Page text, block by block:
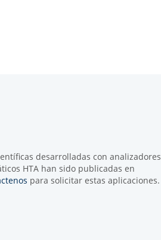
desarrolladas con analizadores
HTA han sido publicadas en
para solicitar estas aplicaciones.